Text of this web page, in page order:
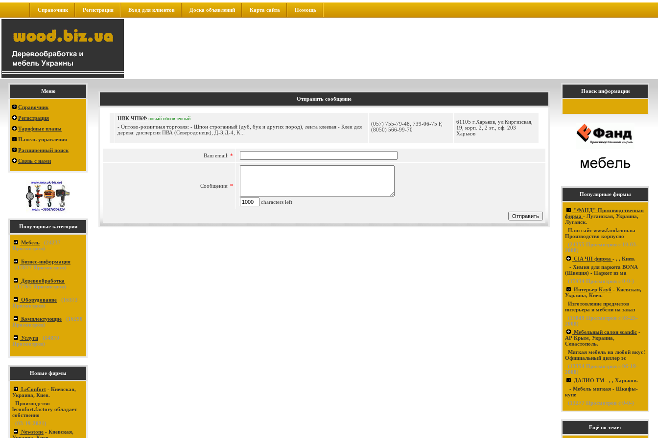
Справочник Регистрация Вход для клиентов Доска объявлений Карта сайта Помощь
Меню
Справочник
Регистрация
Тарифные планы
Панель управления
Расширенный поиск
Связь с нами
Популярные категории
Мебель (24237
Просмотров)
Бизнес-информация
(17877 Просмотров)
Деревообработка
(17765 Просмотров)
Оборудование (16373
Просмотров)
Комплектующие (16290
Просмотров)
Услуги (14870
Просмотров)
Новые фирмы
LeConfort - Киевская,
Украина, Киев.
Производство
leconfort.factory обладает
собственно
(03-19-2021)
Newstone - Киевская,
Отправить сообщение
НВК ЧПКФ новый обновленный
- Оптово-розничная торговля: - Шпон строганный (дуб, бук и других пород), лента клеевая - Клеи для
дерева: дисперсия ПВА (Северодонецк), Д-3,Д-4, K...
(057) 755-79-48, 739-06-75 F,
(8050) 566-99-70
61105 г.Харьков, ул.Киргизская,
19, корп. 2, 2 эт., оф. 203
Харьков
Ваш email: *
Сообщение: *
characters left
Поиск информации
Популярные фирмы
"ФАНД"-Производственная
фирма - Луганская, Украина,
Луганск.
Наш сайт www.fand.com.ua
Производство корпусно
(24355 Просмотров с 10-03-
2008)
CIA ЧП фирма - , , Киев.
- Химия для паркета BONA
(Швеция) - Паркет из ма
(15434 Просмотров с 0-0-)
Интерьер Клуб - Киевская,
Украина, Киев.
Изготовление предметов
интерьера и мебели на заказ
(15049 Просмотров с 03-25-
2008)
Мебельный салон scandic -
АР Крым, Украина,
Севастополь.
Мягкая мебель на любой вкус!
Официальный диллер эс
(13354 Просмотров с 06-19-
2008)
ДАЛИО ТМ - , , Харьков.
- Мебель мягкая - Шкафы-
купе
(13277 Просмотров с 0-0-)
Ещё по теме: